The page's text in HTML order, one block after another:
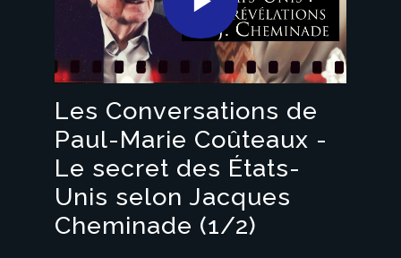
Play
Video
Les Conversations de
Paul-Marie Coûteaux -
Le secret des États-
Unis selon Jacques
Cheminade (1/2)